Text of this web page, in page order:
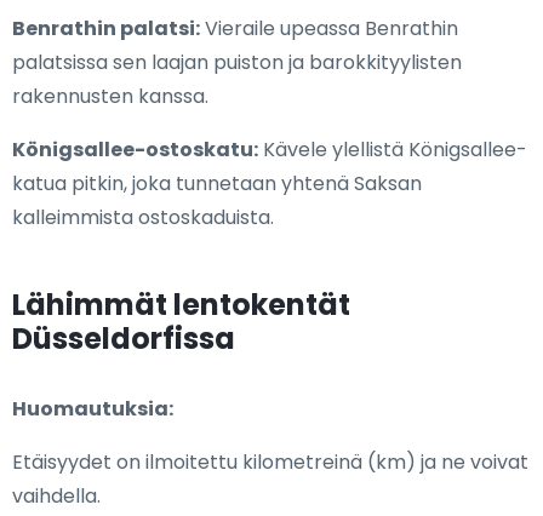
Benrathin palatsi:Vieraile upeassa Benrathin
palatsissa sen laajan puiston ja barokkityylisten
rakennusten kanssa.
Königsallee-ostoskatu: Kävele ylellistä Königsallee-
katua pitkin, joka tunnetaan yhtenä Saksan
kalleimmista ostoskaduista.
Lähimmät lentokentät
Düsseldorfissa
Huomautuksia:
Etäisyydet on ilmoitettu kilometreinä (km) ja ne voivat
vaihdella.